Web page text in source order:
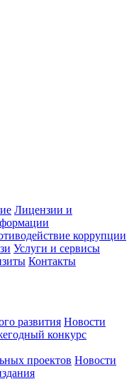
Лицензии и
коррупции
Услуги и сервисы
Контакты
развития Новости
конкурс
проектов Новости